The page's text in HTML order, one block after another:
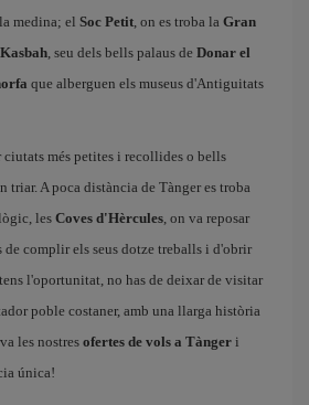
medina; el Soc Petit, on es troba la Gran
Kasbah, seu dels bells palaus de Donar el
que alberguen els museus d'Antiguitats
ciutats més petites i recollides o bells
triar. A poca distància de Tànger es troba
les Coves d'Hèrcules, on va reposar
de complir els seus dotze treballs i d'obrir
l'oportunitat, no has de deixar de visitar
poble costaner, amb una llarga història
les nostres ofertes de vols a Tànger i
única!